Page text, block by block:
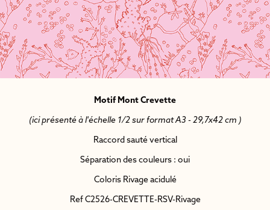
Motif Mont Crevette
(ici présenté à l'échelle 1/2 sur format A3 - 29,7x42 cm )
Raccord sauté vertical
Séparation des couleurs : oui
Coloris Rivage acidulé
Ref C2526-CREVETTE-RSV-Rivage